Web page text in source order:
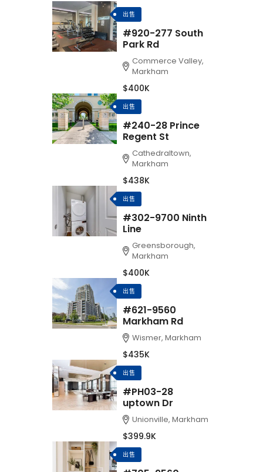
出售
#920-277 South
Park Rd
Commerce Valley,
Markham
$400K
出售
#240-28 Prince
Regent St
Cathedraltown,
Markham
$438K
出售
#302-9700 Ninth
Line
Greensborough,
Markham
$400K
出售
#621-9560
Markham Rd
Wismer, Markham
$435K
出售
#PH03-28
uptown Dr
Unionville, Markham
$399.9K
出售